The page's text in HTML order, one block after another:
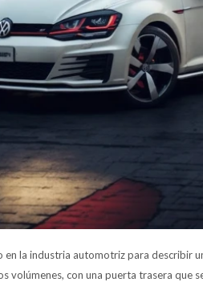
la industria automotriz para describir
volúmenes, con una puerta trasera que